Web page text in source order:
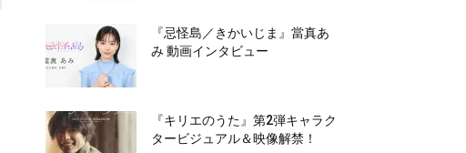
『忌怪島／きかいじま』當真あ
み 動画インタビュー
『キリエのうた』第2弾キャラク
タービジュアル＆映像解禁！